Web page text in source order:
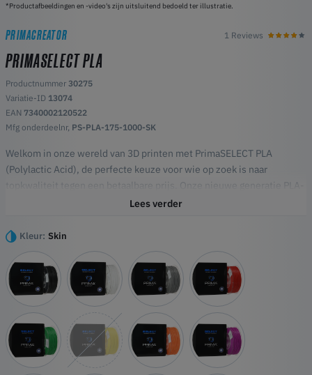
*Productafbeeldingen en -video's zijn uitsluitend bedoeld ter illustratie.
PRIMACREATOR 1 Reviews
PRIMASELECT PLA
Productnummer 30275
Variatie-ID 13074
EAN 7340002120522
Mfg onderdeelnr, PS-PLA-175-1000-SK
Welkom in onze wereld van 3D printen met PrimaSELECT PLA
(Polylactic Acid), de perfecte keuze voor wie op zoek is naar
topkwaliteit tegen een betaalbare prijs. Onze nieuwe generatie PLA-
filament biedt niet alleen fantastisch levendige kleuren, maar is ook
liggende keuze is voor al jouw creatieve projecten.
Hoogtepunten
Gemakkelijk om mee te printen
Relatief sterk
Compatibel met alle printers
Geen giftige dampen
Verkrijgbaar in veel verschillende levendige kleuren en een
verscheidenheid aan effecten
Lees verder
Kleur: Skin